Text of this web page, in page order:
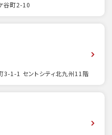
谷町2-10
1-1 セントシティ北九州11階